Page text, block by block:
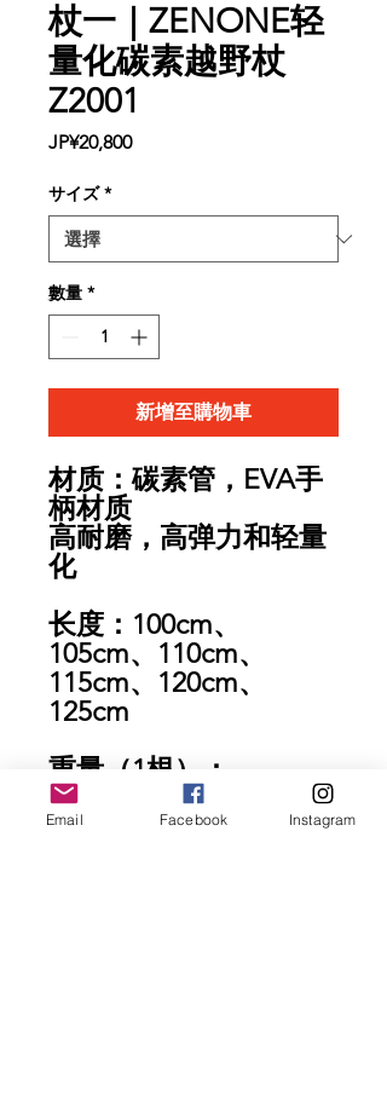
杖一｜ZENONE轻
量化碳素越野杖
Z2001
JP¥20,800價
サイズ *
數量 *
新增至購物車
材质：碳素管，EVA手
柄材质
高耐磨，高弹力和轻量
化
长度：100cm、
105cm、110cm、
115cm、120cm、
125cm
重量（1根）：
99g/100cm、
102g/105cm、
Email Facebook Instagram